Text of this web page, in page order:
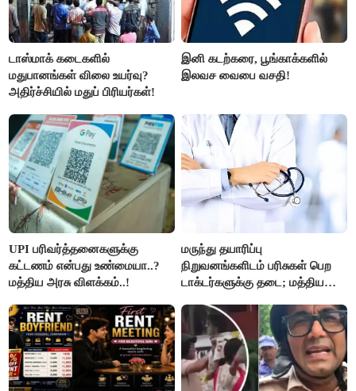
டாஸ்மாக் கடைகளில்
மதுபானங்கள் விலை உயர்வு?
அதிர்ச்சியில் மதுப் பிரியர்கள்!
இனி கடற்கரை, பூங்காக்களில்
இலவச வைபை வசதி!
UPI பரிவர்த்தனைகளுக்கு
கட்டணம் என்பது உண்மையா..?
மத்திய அரசு விளக்கம்..!
மருந்து தயாரிப்பு
நிறுவனங்களிடம் பரிசுகள் பெற
டாக்டர்களுக்கு தடை; மத்திய